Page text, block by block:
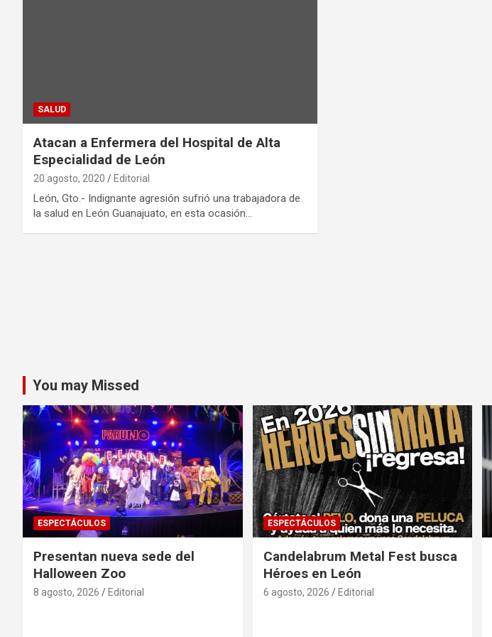
SALUD
Atacan a Enfermera del Hospital de Alta
Especialidad de León
20 agosto, 2020 Editorial
León, Gto.- Indignante agresión sufrió una trabajadora de
la salud en León Guanajuato, en esta ocasión…
You may Missed
ESPECTÁCULOS
Presentan nueva sede del
Halloween Zoo
8 agosto, 2026 Editorial
ESPECTÁCULOS
Candelabrum Metal Fest busca
Héroes en León
6 agosto, 2026 Editorial